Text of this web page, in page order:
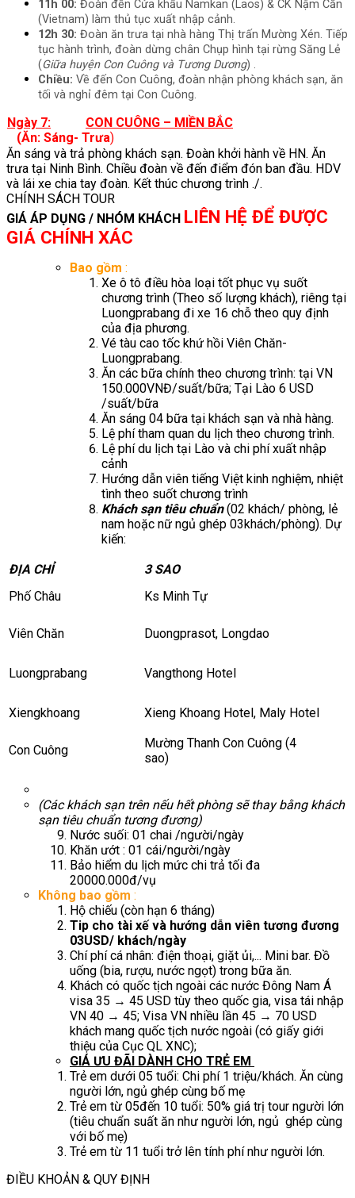
11h 00: Đoàn đến Cửa khẩu Namkan (Laos) & CK Nậm Cắn
(Vietnam) làm thủ tục xuất nhập cảnh.
12h 30: Đoàn ăn trưa tại nhà hàng Thị trấn Mường Xén. Tiếp
tục hành trình, đoàn dừng chân Chụp hình tại rừng Săng Lẻ
(Giữa huyện Con Cuông và Tương Dương) .
Chiều: Về đến Con Cuông, đoàn nhận phòng khách sạn, ăn
tối và nghỉ đêm tại Con Cuông.
Ngày 7:
CON CUÔNG – MIỀN BẮC
(Ăn: Sáng- Trưa)
Ăn sáng và trả phòng khách sạn. Đoàn khởi hành về HN. Ăn
trưa tại Ninh Bình. Chiều đoàn về đến điểm đón ban đầu. HDV
và lái xe chia tay đoàn. Kết thúc chương trình ./.
CHÍNH SÁCH TOUR
GIÁ ÁP DỤNG / NHÓM KHÁCH LIÊN HỆ ĐỂ ĐƯỢC
GIÁ CHÍNH XÁC
Bao gồm :
Xe ô tô điều hòa loại tốt phục vụ suốt
chương trình (Theo số lượng khách), riêng tại
Luongprabang đi xe 16 chỗ theo quy định
của địa phương.
Vé tàu cao tốc khứ hồi Viên Chăn-
Luongprabang.
Ăn các bữa chính theo chương trình: tại VN
150.000VNĐ/suất/bữa; Tại Lào 6 USD
/suất/bữa
Ăn sáng 04 bữa tại khách sạn và nhà hàng.
Lệ phí tham quan du lịch theo chương trình.
Lệ phí du lịch tại Lào và chi phí xuất nhập
cảnh
Hướng dẫn viên tiếng Việt kinh nghiệm, nhiệt
tình theo suốt chương trình
Khách sạn tiêu chuẩn(02 khách/ phòng, lẻ
nam hoặc nữ ngủ ghép 03khách/phòng). Dự
kiến:
ĐỊA CHỈ
3 SAO
Phố Châu
Ks Minh Tự
Viên Chăn Duongprasot, Longdao
Luongprabang Vangthong Hotel
Xiengkhoang Xieng Khoang Hotel, Maly Hotel
Con Cuông
Mường Thanh Con Cuông (4
sao)
(Các khách sạn trên nếu hết phòng sẽ thay bằng khách
sạn tiêu chuẩn tương đương)
Nước suối: 01 chai /người/ngày
Khăn ướt : 01 cái/người/ngày
Bảo hiểm du lịch mức chi trả tối đa
20000.000đ/vụ
Không bao gồm :
Hộ chiếu (còn hạn 6 tháng)
Tip cho tài xế và hướng dẫn viên tương đương
03USD/ khách/ngày
Chí phí cá nhân: điện thoại, giặt ủi,... Mini bar. Đồ
uống (bia, rượu, nước ngọt) trong bữa ăn.
Khách có quốc tịch ngoài các nước Đông Nam Á
visa 35 → 45 USD tùy theo quốc gia, visa tái nhập
VN 40 → 45; Visa VN nhiều lần 45 → 70 USD
khách mang quốc tịch nước ngoài (có giấy giới
thiệu của Cục QL XNC);
GIÁ ƯU ĐÃI DÀNH CHO TRẺ EM
Trẻ em dưới 05 tuổi: Chi phí 1 triệu/khách. Ăn cùng
người lớn, ngủ ghép cùng bố mẹ
Trẻ em từ 05đến 10 tuổi: 50% giá trị tour người lớn
(tiêu chuẩn suất ăn như người lớn, ngủ ghép cùng
với bố mẹ)
Trẻ em từ 11 tuổi trở lên tính phí như người lớn.
ĐIỀU KHOẢN & QUY ĐỊNH